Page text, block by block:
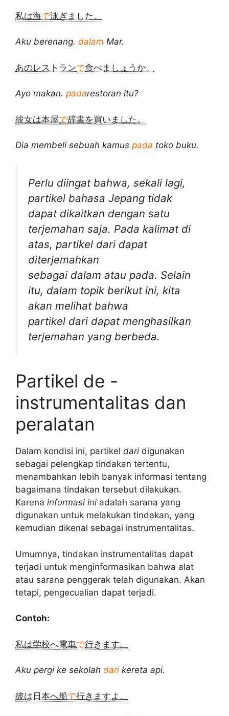
私は海で泳ぎました。
Aku berenang. dalam Mar.
あのレストランで食べましょうか。
Ayo makan. padarestoran itu?
彼女は本屋で辞書を買いました。
Dia membeli sebuah kamus pada toko buku.
Perlu diingat bahwa, sekali lagi,
partikel bahasa Jepang tidak
dapat dikaitkan dengan satu
terjemahan saja. Pada kalimat di
atas, partikel dari dapat
diterjemahkan
sebagai dalam atau pada. Selain
itu, dalam topik berikut ini, kita
akan melihat bahwa
partikel dari dapat menghasilkan
terjemahan yang berbeda.
Partikel de -
instrumentalitas dan
peralatan
Dalam kondisi ini, partikel dari digunakan
sebagai pelengkap tindakan tertentu,
menambahkan lebih banyak informasi tentang
bagaimana tindakan tersebut dilakukan.
Karena informasi ini adalah sarana yang
digunakan untuk melakukan tindakan, yang
kemudian dikenal sebagai instrumentalitas.
Umumnya, tindakan instrumentalitas dapat
terjadi untuk menginformasikan bahwa alat
atau sarana penggerak telah digunakan. Akan
tetapi, pengecualian dapat terjadi.
Contoh:
私は学校へ電車で行きます。
Aku pergi ke sekolah darikereta api.
彼は日本へ船で行きますよ。